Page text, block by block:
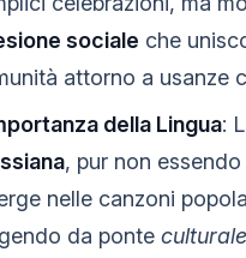
sociale che
attorno a usanze
della Lingua:
, pur non
nelle canzoni
da ponte culturale